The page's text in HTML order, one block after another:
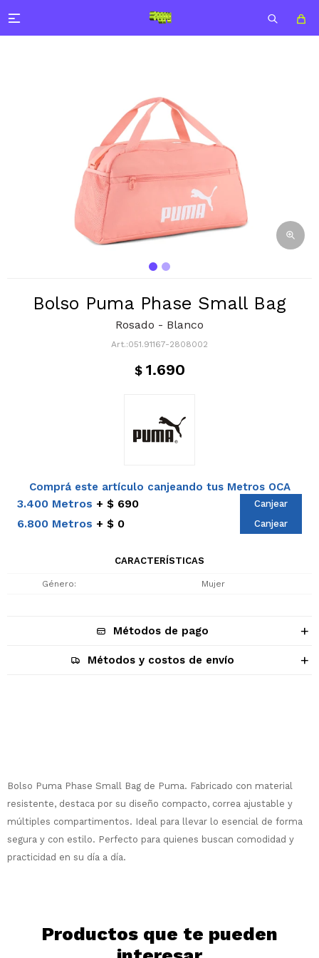

Bolso Puma Phase Small Bag
Rosado - Blanco
051.91167-2808002
$ 1.690
Comprá este artículo canjeando tus Metros OCA
3.400 Metros $ 690 Canjear
6.800 Metros $ 0 Canjear
CARACTERÍSTICAS
Género Mujer
Métodos de pago
Métodos y costos de envío
Bolso Puma Phase Small Bag de Puma. Fabricado con material
resistente, destaca por su diseño compacto, correa ajustable y
múltiples compartimentos. Ideal para llevar lo esencial de forma
segura y con estilo. Perfecto para quienes buscan comodidad y
practicidad en su día a día.
Productos que te pueden
cuotas y sin tocar tu
tarjeta de crédito
¡Sumate a la forma más ágil de
comprar!
Comprá en 3 cuotas sin recargo o hasta
Cédula de identidadDespués.
Ups!
Parece que no tenes oferta, lamentamos